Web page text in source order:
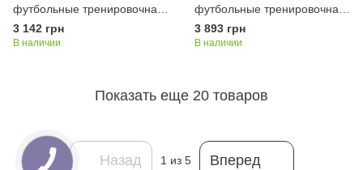
футбольные тренировочная
безузловая SP-Sport C-6003
7,32x2,44x1,5м 2шт
3 142 грн
В наличии
футбольные тренировочная
безузловая SP-Sport C-9017
7,32x2,44x1,5м 2шт
3 893 грн
В наличии
Показать еще 20 товаров
Назад 1 из 5 Вперед